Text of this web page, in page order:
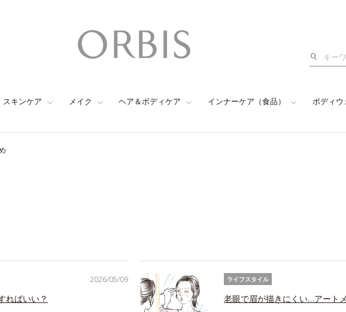
検
スキンケア メイク ヘア＆ボディケア インナーケア（食品） ボディウ
2026/05/09
ればいい？
ライフスタイル
老眼で眉が描きにくい…アート